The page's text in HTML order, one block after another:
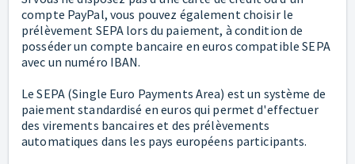
compte PayPal, vous pouvez également choisir le
prélèvement SEPA lors du paiement, à condition de
posséder un compte bancaire en euros compatible SEPA
avec un numéro IBAN.
Le SEPA (Single Euro Payments Area) est un système de
paiement standardisé en euros qui permet d'effectuer
des virements bancaires et des prélèvements
automatiques dans les pays européens participants.